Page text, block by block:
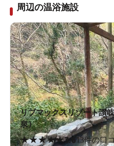
周辺の温浴施設
リブマックスリゾート讃
泉）
★★★★★3.613件の口